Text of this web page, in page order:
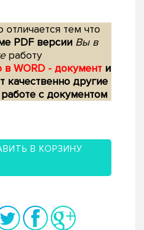
тем что
PDF версии Вы в
работу
WORD - документ и
качественно другие
с документом
В КОРЗИНУ